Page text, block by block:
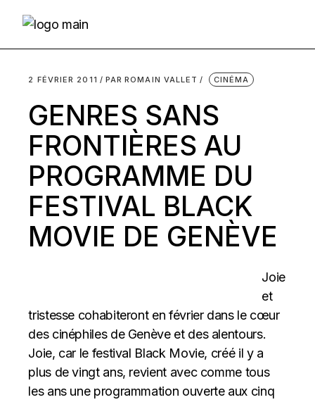
2 FÉVRIER 2011 PAR ROMAIN VALLET CINÉMA
GENRES SANS
FRONTIÈRES AU
PROGRAMME DU
FESTIVAL BLACK
MOVIE DE GENÈVE
Joie
et
tristesse cohabiteront en février dans le cœur
des cinéphiles de Genève et des alentours.
Joie, car le festival Black Movie, créé il y a
plus de vingt ans, revient avec comme tous
les ans une programmation ouverte aux cinq